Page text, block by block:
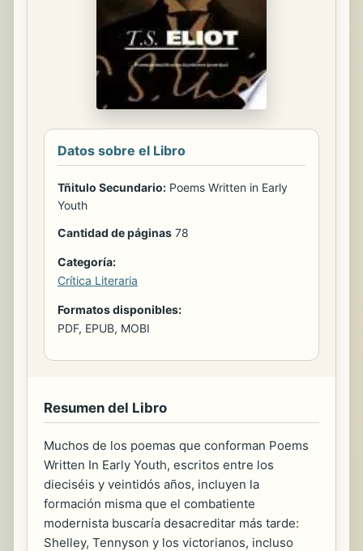
Datos sobre el Libro
Tñitulo Secundario: Poems Written in Early
Youth
Cantidad de páginas 78
Categoría:
Crítica Literaria
Formatos disponibles:
PDF, EPUB, MOBI
Resumen del Libro
Muchos de los poemas que conforman Poems
Written In Early Youth, escritos entre los
dieciséis y veintidós años, incluyen la
formación misma que el combatiente
modernista buscaría desacreditar más tarde:
Shelley, Tennyson y los victorianos, incluso